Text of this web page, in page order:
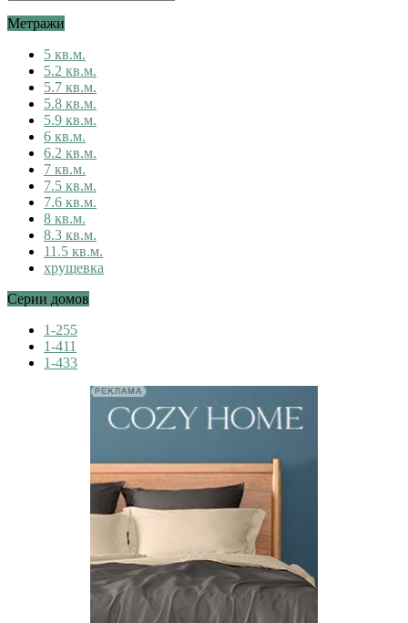
Метражи
5 кв.м.
5.2 кв.м.
5.7 кв.м.
5.8 кв.м.
5.9 кв.м.
6 кв.м.
6.2 кв.м.
7 кв.м.
7.5 кв.м.
7.6 кв.м.
8 кв.м.
8.3 кв.м.
11.5 кв.м.
хрущевка
Серии домов
1-255
1-411
1-433